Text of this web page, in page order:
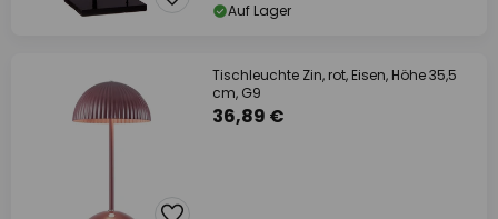
Auf Lager
Tischleuchte Zin, rot, Eisen, Höhe 35,5
cm, G9
36,89 €